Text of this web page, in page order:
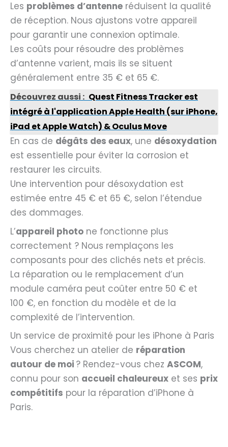
Les problèmes d’antenne réduisent la qualité
de réception. Nous ajustons votre appareil
pour garantir une connexion optimale.
Les coûts pour résoudre des problèmes
d’antenne varient, mais ils se situent
généralement entre 35 € et 65 €.
Découvrez aussi : Quest Fitness Tracker est
intégré à l'application Apple Health (sur iPhone,
iPad et Apple Watch) & Oculus Move
En cas de dégâts des eaux, une désoxydation
est essentielle pour éviter la corrosion et
restaurer les circuits.
Une intervention pour désoxydation est
estimée entre 45 € et 65 €, selon l’étendue
des dommages.
L’appareil photo ne fonctionne plus
correctement ? Nous remplaçons les
composants pour des clichés nets et précis.
La réparation ou le remplacement d’un
module caméra peut coûter entre 50 € et
100 €, en fonction du modèle et de la
complexité de l’intervention.
Un service de proximité pour les iPhone à Paris
Vous cherchez un atelier de réparation
autour de moi ? Rendez-vous chez ASCOM,
connu pour son accueil chaleureux et ses prix
compétitifs pour la réparation d’iPhone à
Paris.